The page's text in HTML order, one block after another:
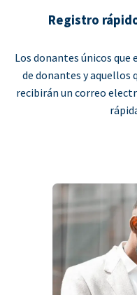
Registro
Los donantes únicos
de donantes y aquellos
recibirán un correo